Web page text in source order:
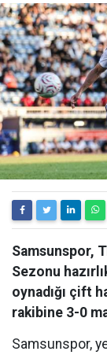
Samsunspor,
Sezonu
oynadığı çift
rakibine 3-0
Samsunspor,